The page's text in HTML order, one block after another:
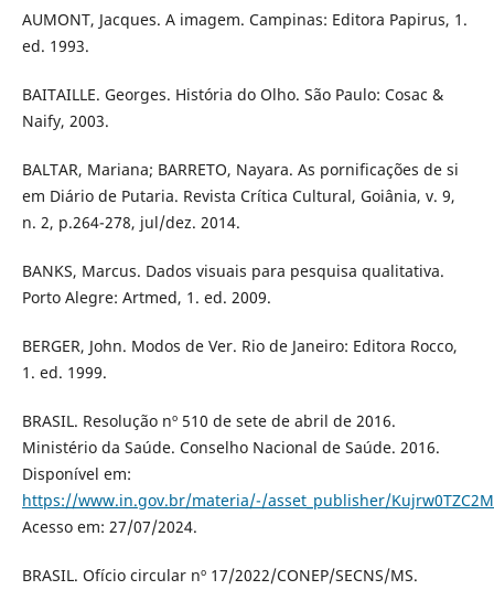
AUMONT, Jacques. A imagem. Campinas: Editora Papirus, 1.
ed. 1993.
BAITAILLE. Georges. História do Olho. São Paulo: Cosac &
Naify, 2003.
BALTAR, Mariana; BARRETO, Nayara. As pornificações de si
em Diário de Putaria. Revista Crítica Cultural, Goiânia, v. 9,
n. 2, p.264-278, jul/dez. 2014.
BANKS, Marcus. Dados visuais para pesquisa qualitativa.
Porto Alegre: Artmed, 1. ed. 2009.
BERGER, John. Modos de Ver. Rio de Janeiro: Editora Rocco,
1. ed. 1999.
BRASIL. Resolução nº 510 de sete de abril de 2016.
Ministério da Saúde. Conselho Nacional de Saúde. 2016.
Disponível em:
https://www.in.gov.br/materia/-/asset_publisher/
Acesso em: 27/07/2024.
BRASIL. Ofício circular nº 17/2022/CONEP/SECNS/MS.